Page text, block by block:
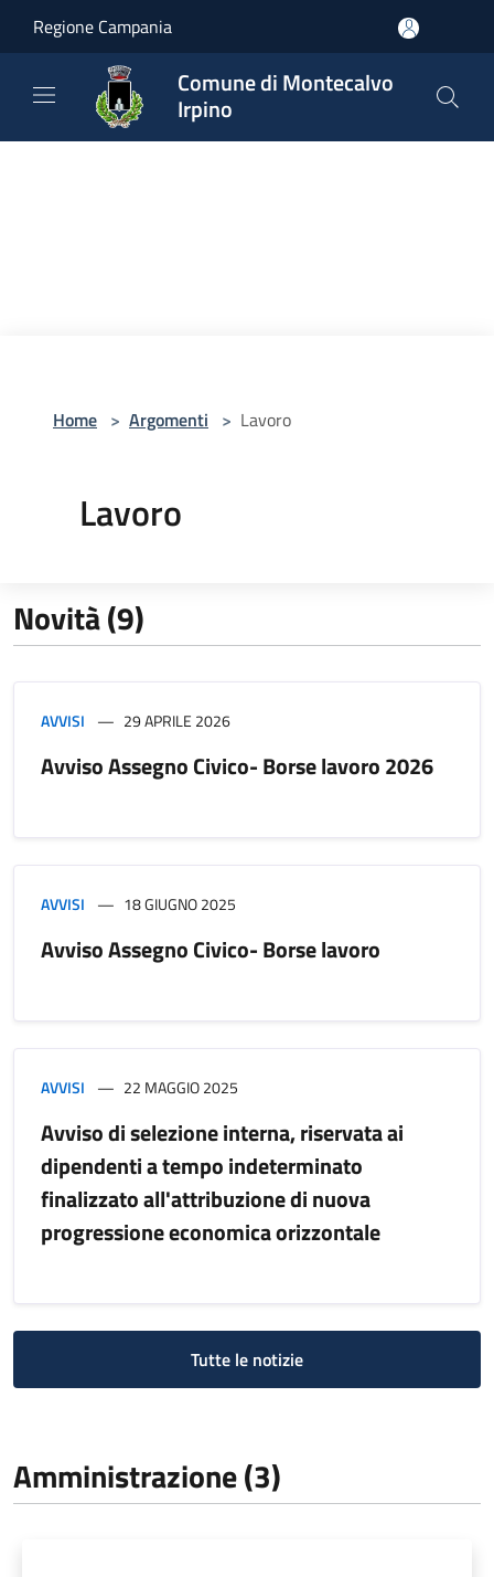
Regione Campania
Comune di Montecalvo
Irpino
Home > Argomenti > Lavoro
Lavoro
Novità (9)
AVVISI 29 APRILE 2026
Avviso Assegno Civico- Borse lavoro 2026
AVVISI 18 GIUGNO 2025
Avviso Assegno Civico- Borse lavoro
AVVISI 22 MAGGIO 2025
Avviso di selezione interna, riservata ai
dipendenti a tempo indeterminato
finalizzato all'attribuzione di nuova
progressione economica orizzontale
Tutte le notizie
Amministrazione (3)